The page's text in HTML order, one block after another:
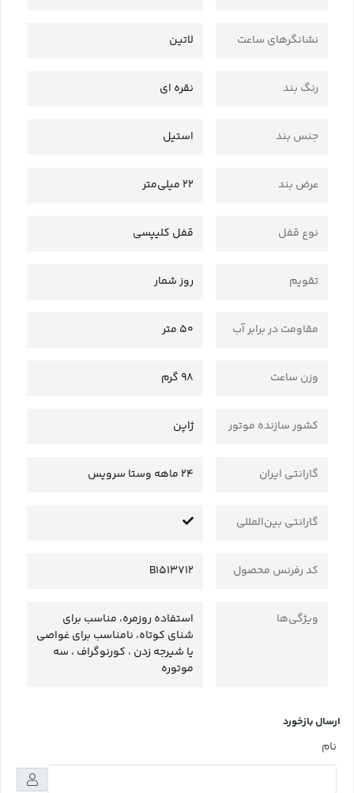
نشانگرهای ساعت لاتین
رنگ بند نقره ای
جنس بند استیل
عرض بند 22 میلی‌متر
نوع قفل قفل کلیپسی
تقویم روز شمار
مقاومت در برابر آب 50 متر
وزن ساعت 98 گرم
کشور سازنده موتور ژاپن
گارانتی ایران 24 ماهه وستا سرویس
گارانتی بین‌المللی
کد رفرنس محصول B1513712
ویژگی‌ها
استفاده روزمره، مناسب برای
شنای کوتاه، نامناسب برای غواصی
یا شیرجه زدن ، کورنوگراف ، سه
موتوره
ارسال بازخورد
نام